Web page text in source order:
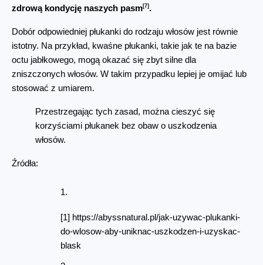
zdrową kondycję naszych pasm [7] .
Dobór odpowiedniej płukanki do rodzaju włosów jest równie
istotny. Na przykład, kwaśne płukanki, takie jak te na bazie
octu jabłkowego, mogą okazać się zbyt silne dla
zniszczonych włosów. W takim przypadku lepiej je omijać lub
stosować z umiarem.
Przestrzegając tych zasad, można cieszyć się
korzyściami płukanek bez obaw o uszkodzenia
włosów.
Źródła:
[1] https://abyssnatural.pl/jak-uzywac-plukanki-
do-wlosow-aby-uniknac-uszkodzen-i-uzyskac-
blask